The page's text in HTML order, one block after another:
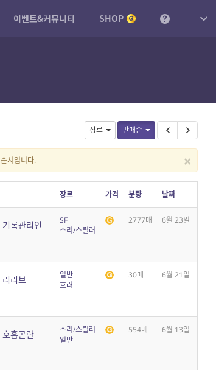
이벤트&커뮤니티 SHOP
장르 판매순
×
순서입니다.
장르 가격 분량 날짜
기록관리인
SF
추리/스릴러
2777매 6월 23일
리리브
일반
호러
30매 6월 21일
호흡곤란
추리/스릴러
일반
554매 6월 13일